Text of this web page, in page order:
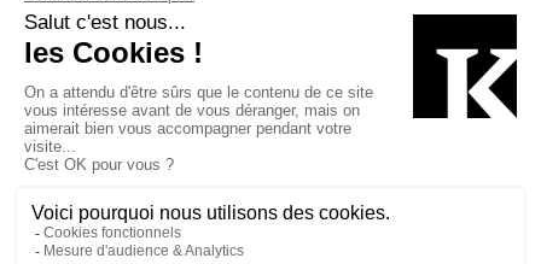
Bâtiment-Durable-Québec-1
Esquisses-1IRAC-1
MP-1 v2com-1